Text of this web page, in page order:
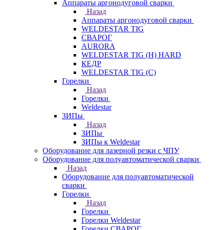
Аппараты аргонодуговой сварки
Назад
Аппараты аргонодуговой сварки
WELDESTAR TIG
СВАРОГ
AURORA
WELDESTAR TIG (H) HARD
КЕДР
WELDESTAR TIG (С)
Горелки
Назад
Горелки
Weldestar
ЗИПы
Назад
ЗИПы
ЗИПы к Weldestar
Оборудование для лазерной резки с ЧПУ
Оборудование для полуавтоматической сварки
Назад
Оборудование для полуавтоматической
сварки
Горелки
Назад
Горелки
Горелки Weldestar